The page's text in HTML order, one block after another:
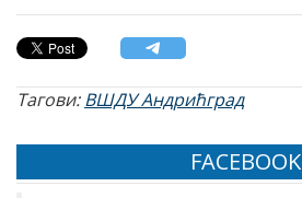
Тагови:ВШДУ Андрићград
FACEBOOK